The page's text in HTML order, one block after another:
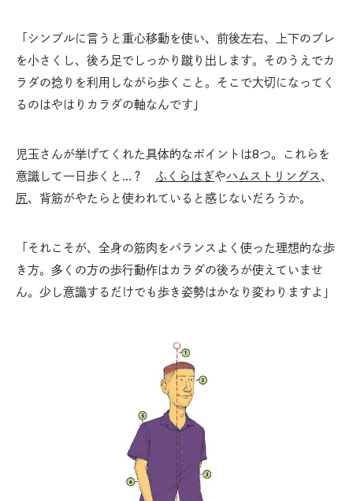
「シンプルに言うと重心移動を使い、前後左右、上下のブレ
を小さくし、後ろ足でしっかり蹴り出します。そのうえでカ
ラダの捻りを利用しながら歩くこと。そこで大切になってく
るのはやはりカラダの軸なんです」
児玉さんが挙げてくれた具体的なポイントは8つ。これらを
意識して一日歩くと…？ ふくらはぎやハムストリングス、
尻、背筋がやたらと使われていると感じないだろうか。
「それこそが、全身の筋肉をバランスよく使った理想的な歩
き方。多くの方の歩行動作はカラダの後ろが使えていませ
ん。少し意識するだけでも歩き姿勢はかなり変わりますよ」